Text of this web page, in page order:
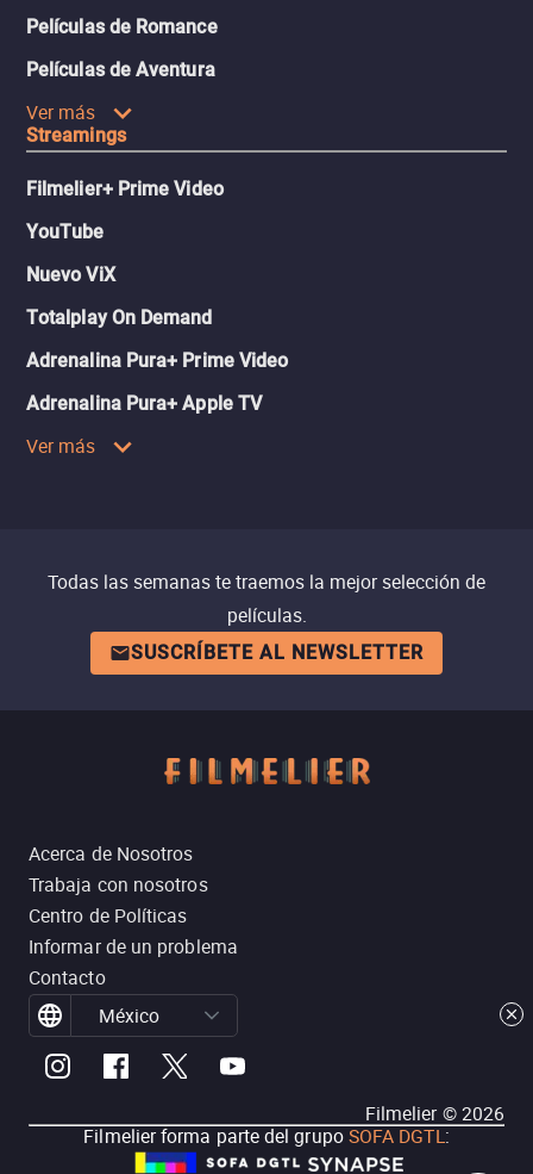
Películas de Romance
Películas de Aventura
Ver más
Streamings
Filmelier+ Prime Video
YouTube
Nuevo ViX
Totalplay On Demand
Adrenalina Pura+ Prime Video
Adrenalina Pura+ Apple TV
Ver más
Todas las semanas te traemos la mejor selección de
películas.
SUSCRÍBETE AL NEWSLETTER
Acerca de Nosotros
Trabaja con nosotros
Centro de Políticas
Informar de un problema
Contacto
México
Filmelier ©2026
Filmelier forma parte del grupoSOFA DGTL: